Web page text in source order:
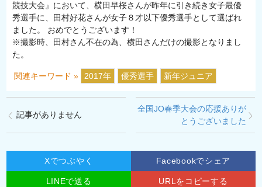
競技大会』において、横田早桜さんが昨年に引き続き女子最優
秀選手に、田村好花さんが女子８才以下優秀選手として選ばれ
ました。 おめでとうございます！
※撮影時、田村さん不在の為、横田さんだけの撮影となりまし
た。
関連キーワード » 2017年 優秀選手 新年ジュニア
記事がありません
全国JO春季大会の応援ありが
とうございました
Xでつぶやく Facebookでシェア
LINEで送る URLをコピーする